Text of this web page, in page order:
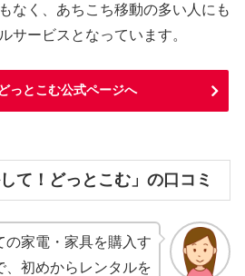
なく、あちこち移動の多い人にも
サービスとなっています。
っとこむ公式ページへ
て！どっとこむ」の口コミ
の家電・家具を購入す
、初めからレンタルを